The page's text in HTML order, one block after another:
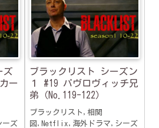
ズ
ー
ズ
ブラックリスト シーズン
１ #19 パヴロヴィッチ兄
弟（No.119-122）
ブラックリスト,相関
図,Netflix,海外ドラマ,シーズ